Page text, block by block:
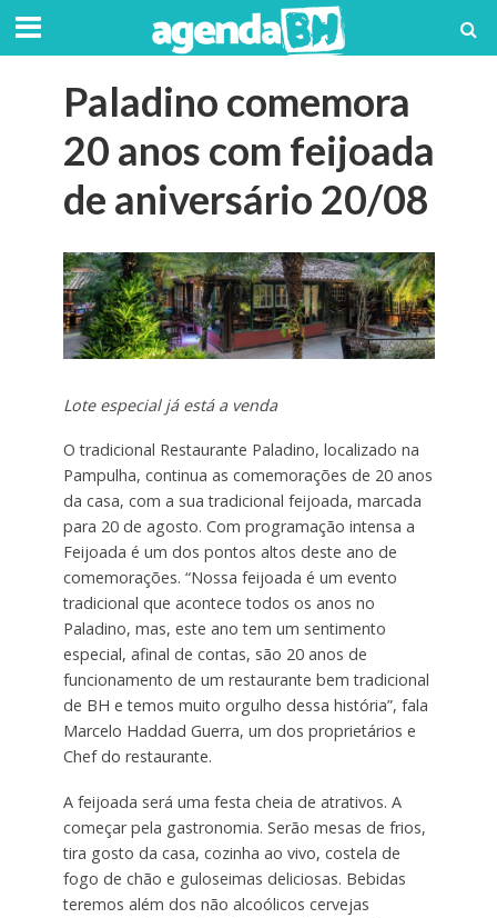
Paladino comemora
20 anos com feijoada
de aniversário 20/08
Lote especial já está a venda
O tradicional Restaurante Paladino, localizado na
Pampulha, continua as comemorações de 20 anos
da casa, com a sua tradicional feijoada, marcada
para 20 de agosto. Com programação intensa a
Feijoada é um dos pontos altos deste ano de
comemorações. “Nossa feijoada é um evento
tradicional que acontece todos os anos no
Paladino, mas, este ano tem um sentimento
especial, afinal de contas, são 20 anos de
funcionamento de um restaurante bem tradicional
de BH e temos muito orgulho dessa história”, fala
Marcelo Haddad Guerra, um dos proprietários e
Chef do restaurante.
A feijoada será uma festa cheia de atrativos. A
começar pela gastronomia. Serão mesas de frios,
tira gosto da casa, cozinha ao vivo, costela de
fogo de chão e guloseimas deliciosas. Bebidas
teremos além dos não alcoólicos cervejas